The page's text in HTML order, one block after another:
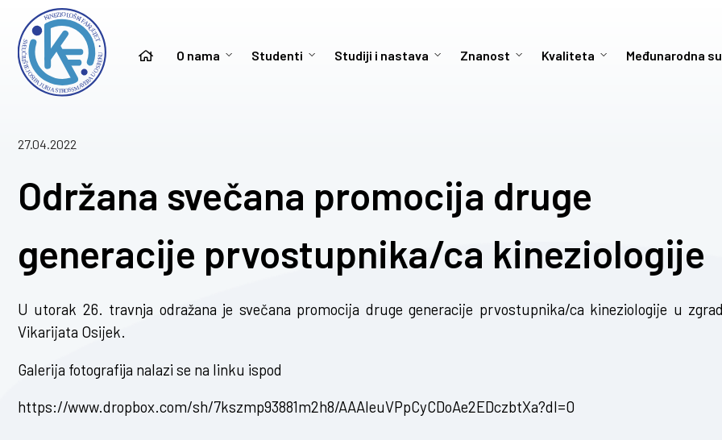
O nama Studenti Studiji i nastava Znanost Kvaliteta Međunarodna
27.04.2022
Održana svečana promocija druge
generacije prvostupnika/ca kineziologije
U utorak 26. travnja odražana je svečana promocija druge generacije prvostupnika/ca kineziologije u
Vikarijata Osijek.
Galerija fotografija nalazi se na linku ispod
https://www.dropbox.com/sh/7kszmp93881m2h8/AAAleuVPpCyCDoAe2EDczbtXa?dl=0